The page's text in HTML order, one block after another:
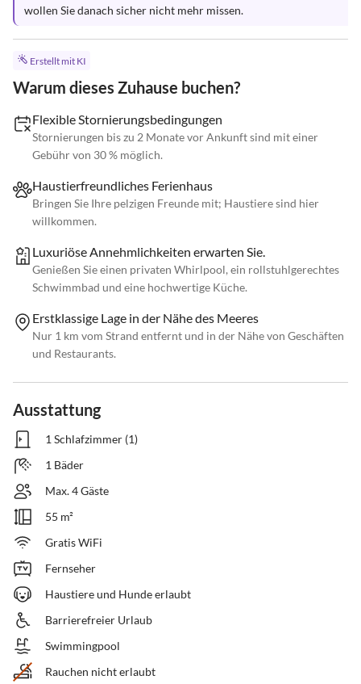
wollen Sie danach sicher nicht mehr missen.
Erstellt mit KI
Warum dieses Zuhause buchen?
Flexible Stornierungsbedingungen
Stornierungen bis zu 2 Monate vor Ankunft sind mit einer
Gebühr von 30 % möglich.
Haustierfreundliches Ferienhaus
Bringen Sie Ihre pelzigen Freunde mit; Haustiere sind hier
willkommen.
Luxuriöse Annehmlichkeiten erwarten Sie.
Genießen Sie einen privaten Whirlpool, ein rollstuhlgerechtes
Schwimmbad und eine hochwertige Küche.
Erstklassige Lage in der Nähe des Meeres
Nur 1 km vom Strand entfernt und in der Nähe von Geschäften
und Restaurants.
Ausstattung
1 Schlafzimmer (1)
1 Bäder
Max. 4 Gäste
55 m²
Gratis WiFi
Fernseher
Haustiere und Hunde erlaubt
Barrierefreier Urlaub
Swimmingpool
Rauchen nicht erlaubt